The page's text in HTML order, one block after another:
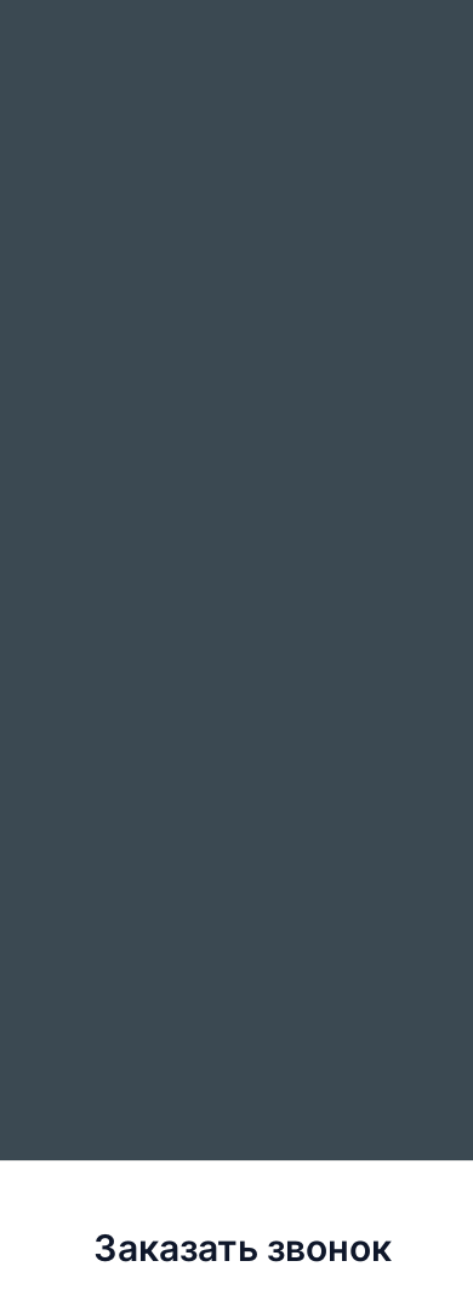
Заказать звонок